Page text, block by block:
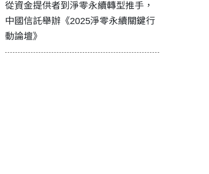
從資金提供者到淨零永續轉型推手，
中國信託舉辦《2025淨零永續關鍵行
動論壇》